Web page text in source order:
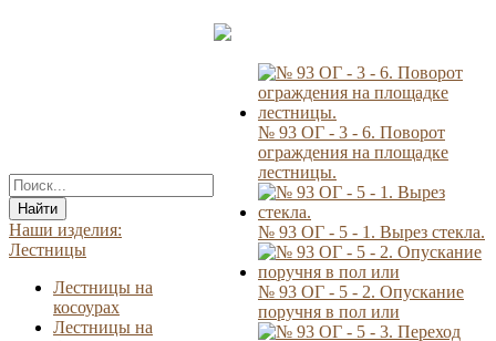
Найти
Наши изделия:
Лестницы
Лестницы на
косоурах
Лестницы на
№ 93 ОГ - 3 - 6. Поворот
ограждения на площадке
лестницы.
№ 93 ОГ - 5 - 1. Вырез стекла.
№ 93 ОГ - 5 - 2. Опускание
поручня в пол или